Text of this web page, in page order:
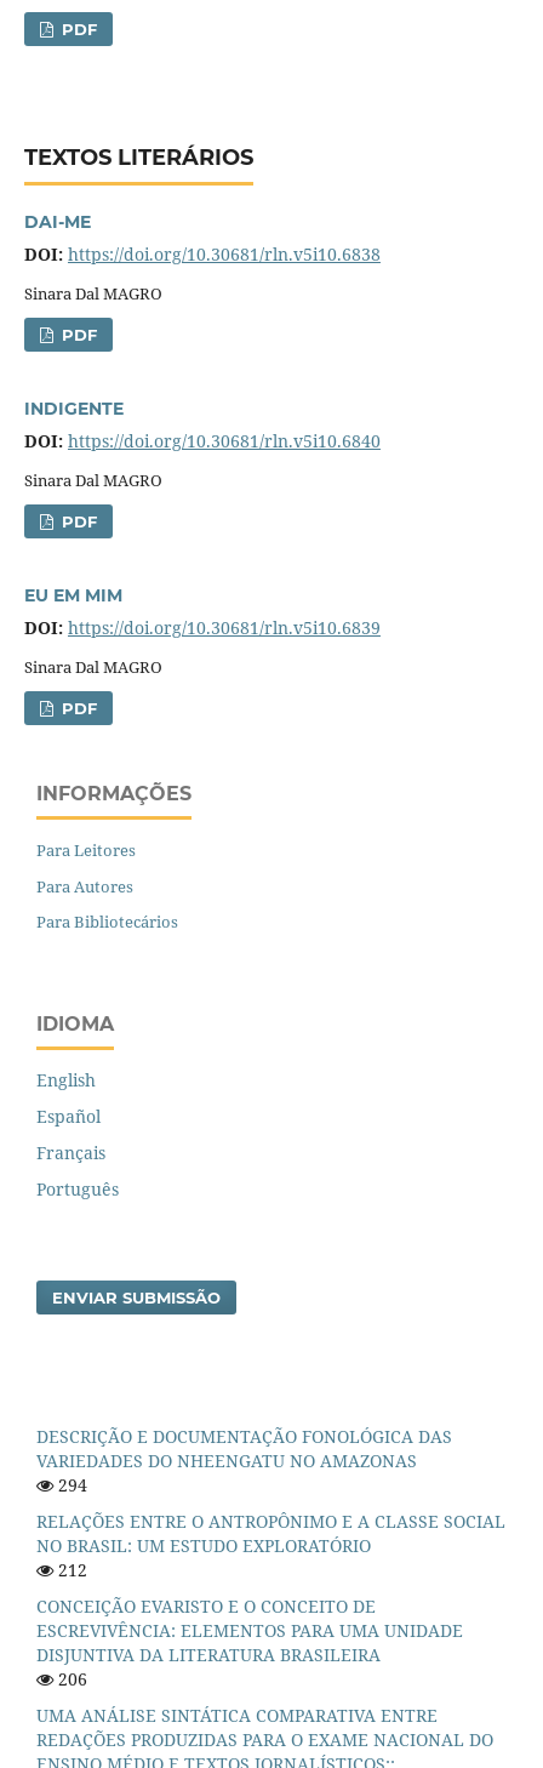
PDF
TEXTOS LITERÁRIOS
DAI-ME
DOI: https://doi.org/10.30681/rln.v5i10.6838
Sinara Dal MAGRO
PDF
INDIGENTE
DOI: https://doi.org/10.30681/rln.v5i10.6840
Sinara Dal MAGRO
PDF
EU EM MIM
DOI: https://doi.org/10.30681/rln.v5i10.6839
Sinara Dal MAGRO
PDF
INFORMAÇÕES
Para Leitores
Para Autores
Para Bibliotecários
IDIOMA
English
Español
Français
Português
ENVIAR SUBMISSÃO
DESCRIÇÃO E DOCUMENTAÇÃO FONOLÓGICA DAS
VARIEDADES DO NHEENGATU NO AMAZONAS
294
RELAÇÕES ENTRE O ANTROPÔNIMO E A CLASSE SOCIAL
NO BRASIL: UM ESTUDO EXPLORATÓRIO
212
CONCEIÇÃO EVARISTO E O CONCEITO DE
ESCREVIVÊNCIA: ELEMENTOS PARA UMA UNIDADE
DISJUNTIVA DA LITERATURA BRASILEIRA
206
UMA ANÁLISE SINTÁTICA COMPARATIVA ENTRE
REDAÇÕES PRODUZIDAS PARA O EXAME NACIONAL DO